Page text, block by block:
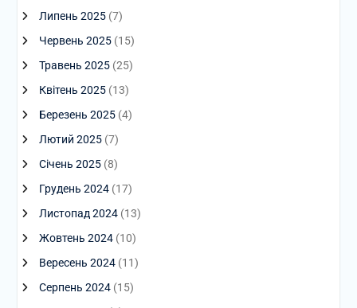
Липень 2025(7)
Червень 2025(15)
Травень 2025(25)
Квітень 2025(13)
Березень 2025(4)
Лютий 2025(7)
Січень 2025(8)
Грудень 2024(17)
Листопад 2024(13)
Жовтень 2024(10)
Вересень 2024(11)
Серпень 2024(15)